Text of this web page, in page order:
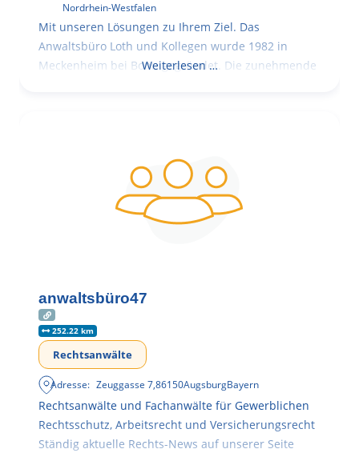
Nordrhein-Westfalen
Mit unseren Lösungen zu Ihrem Ziel. Das
Anwaltsbüro Loth und Kollegen wurde 1982 in
Meckenheim bei Bonn gegründet. Die zunehmende
Weiterlesen …
anwaltsbüro47
252.22 km
Rechtsanwälte
Adresse: Zeuggasse 7,86150AugsburgBayern
Rechtsanwälte und Fachanwälte für Gewerblichen
Rechtsschutz, Arbeitsrecht und Versicherungsrecht
Ständig aktuelle Rechts-News auf unserer Seite